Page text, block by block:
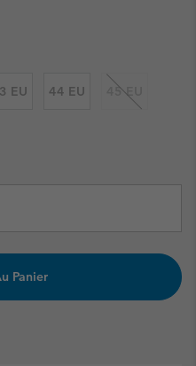
EU 44 EU 45 EU
Panier